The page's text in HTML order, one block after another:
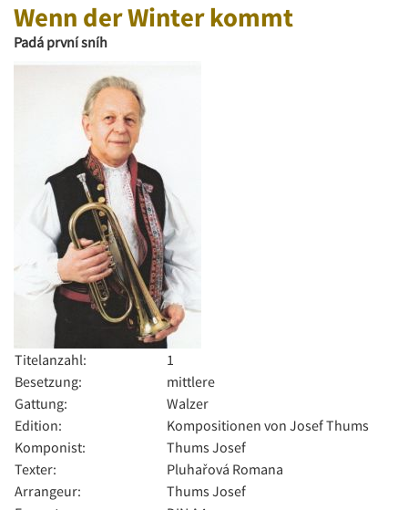
Wenn der Winter kommt
Padá první sníh
Titelanzahl:
1
Besetzung:
mittlere
Gattung:
Walzer
Edition:
Kompositionen von Josef Thums
Komponist:
Thums Josef
Texter:
Pluhařová Romana
Arrangeur:
Thums Josef